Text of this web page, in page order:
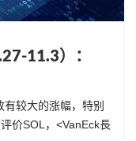
11.3）：
较大的涨幅，特别
价SOL，<VanEck長